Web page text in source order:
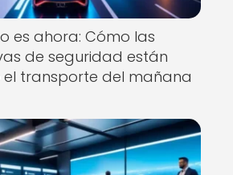
es ahora: Cómo las
de seguridad están
transporte del mañana